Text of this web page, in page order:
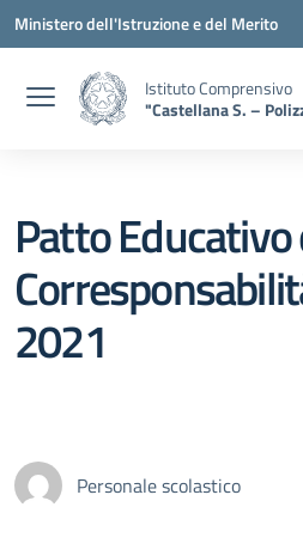
Vai ai contenuti
Vai al menu di navigazione
Vai al footer
Ministero dell'Istruzione e del Merito
Istituto Comprensivo
"Castellana S. –
Patto Educativo
2021
Personale scolastico